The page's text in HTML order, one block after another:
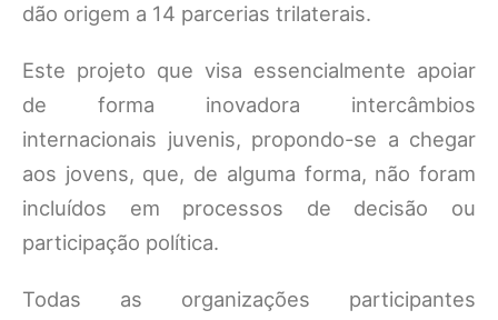
dão origem a 14 parcerias trilaterais.
Este projeto que visa essencialmente apoiar
de forma inovadora intercâmbios
internacionais juvenis, propondo-se a chegar
aos jovens, que, de alguma forma, não foram
incluídos em processos de decisão ou
participação política.
Todas as organizações participantes